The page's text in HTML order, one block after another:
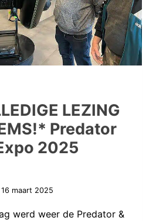
LEZING
Predator
2025
16 maart 2025
werd weer de Predator &